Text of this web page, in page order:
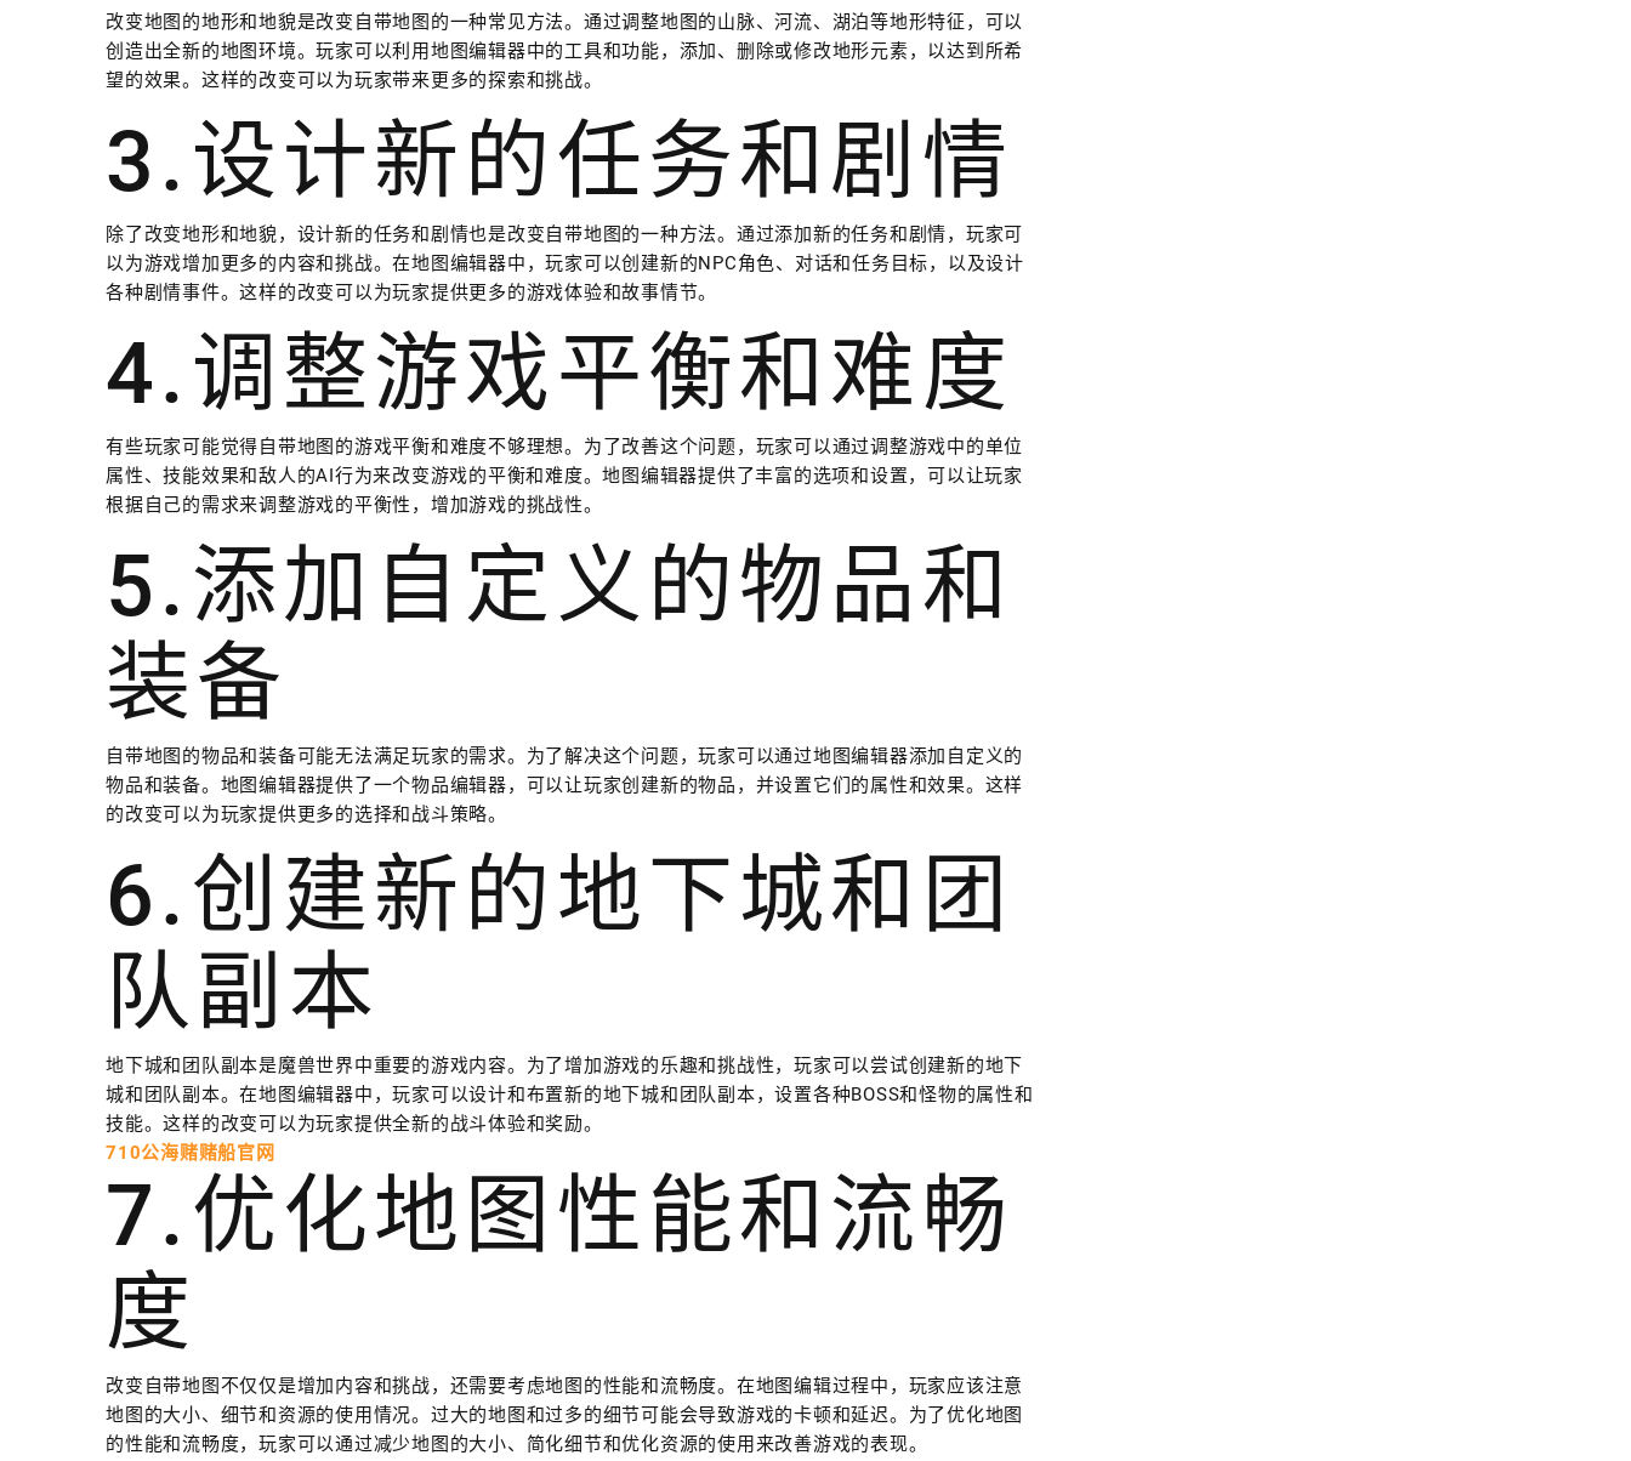
改变地图的地形和地貌是改变自带地图的一种常见方法。通过调整地图的山脉、河流、湖泊等地形特征，可以
创造出全新的地图环境。玩家可以利用地图编辑器中的工具和功能，添加、删除或修改地形元素，以达到所希
望的效果。这样的改变可以为玩家带来更多的探索和挑战。
3.设计新的任务和剧情
除了改变地形和地貌，设计新的任务和剧情也是改变自带地图的一种方法。通过添加新的任务和剧情，玩家可
以为游戏增加更多的内容和挑战。在地图编辑器中，玩家可以创建新的NPC角色、对话和任务目标，以及设计
各种剧情事件。这样的改变可以为玩家提供更多的游戏体验和故事情节。
4.调整游戏平衡和难度
有些玩家可能觉得自带地图的游戏平衡和难度不够理想。为了改善这个问题，玩家可以通过调整游戏中的单位
属性、技能效果和敌人的AI行为来改变游戏的平衡和难度。地图编辑器提供了丰富的选项和设置，可以让玩家
根据自己的需求来调整游戏的平衡性，增加游戏的挑战性。
5.添加自定义的物品和
装备
自带地图的物品和装备可能无法满足玩家的需求。为了解决这个问题，玩家可以通过地图编辑器添加自定义的
物品和装备。地图编辑器提供了一个物品编辑器，可以让玩家创建新的物品，并设置它们的属性和效果。这样
的改变可以为玩家提供更多的选择和战斗策略。
6.创建新的地下城和团
队副本
地下城和团队副本是魔兽世界中重要的游戏内容。为了增加游戏的乐趣和挑战性，玩家可以尝试创建新的地下
城和团队副本。在地图编辑器中，玩家可以设计和布置新的地下城和团队副本，设置各种BOSS和怪物的属性和
技能。这样的改变可以为玩家提供全新的战斗体验和奖励。
710公海赌赌船官网
7.优化地图性能和流畅
度
改变自带地图不仅仅是增加内容和挑战，还需要考虑地图的性能和流畅度。在地图编辑过程中，玩家应该注意
地图的大小、细节和资源的使用情况。过大的地图和过多的细节可能会导致游戏的卡顿和延迟。为了优化地图
的性能和流畅度，玩家可以通过减少地图的大小、简化细节和优化资源的使用来改善游戏的表现。